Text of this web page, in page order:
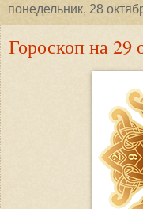
понедельник, 28
Гороскоп на 29